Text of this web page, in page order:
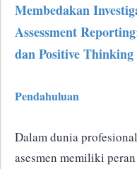
Membedakan
Assessment
dan Positive Thinking
Pendahuluan
Dalam dunia
asesmen memiliki